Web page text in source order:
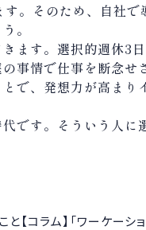
。そのため、自社で
。
ます。選択的週休3
事情で仕事を断念せ
で、発想力が高まり
です。そういう人に
と【コラム】「ワーケーシ